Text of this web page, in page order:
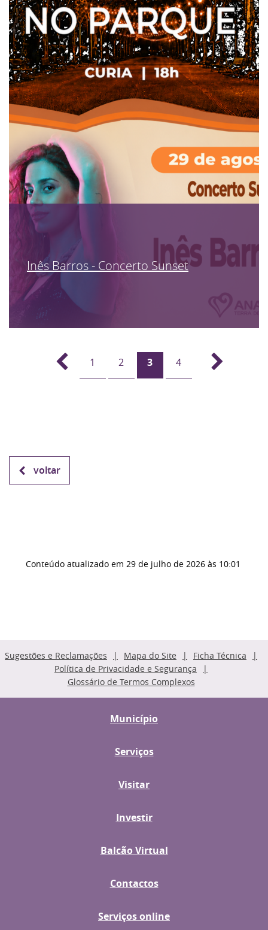
Inês Barros - Concerto Sunset
1 2 3 4
voltar
Conteúdo atualizado em 29 de julho de 2026 às 10:01
Sugestões e Reclamações Mapa do Site
Ficha Técnica
Política de Privacidade e Segurança
Glossário de Termos Complexos
Município
Serviços
Visitar
Investir
Balcão Virtual
Contactos
Serviços online